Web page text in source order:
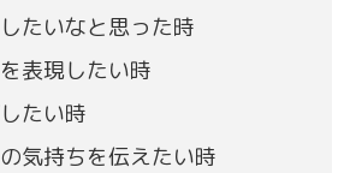
たいなと思った時
表現したい時
たい時
気持ちを伝えたい時